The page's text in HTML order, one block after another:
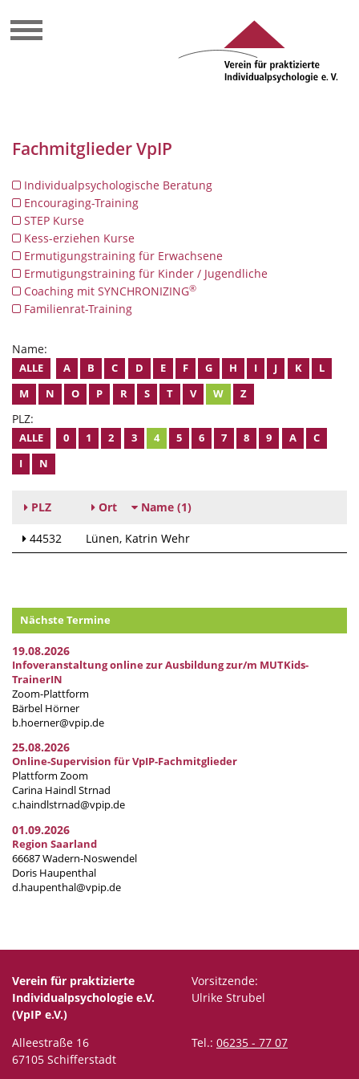
Fachmitglieder VpIP
Individualpsychologische Beratung
Encouraging-Training
STEP Kurse
Kess-erziehen Kurse
Ermutigungstraining für Erwachsene
Ermutigungstraining für Kinder / Jugendliche
Coaching mit SYNCHRONIZING®
Familienrat-Training
Name:
ALLE A B C D E F G H I J K
L
M
N O P R S T V W Z
PLZ:
ALLE 0 1 2 3 4 5 6 7 8 9 A
C
I
N
PLZ Ort Name (1)
44532 Lünen Katrin Wehr
Nächste Termine
19.08.2026
Infoveranstaltung online zur Ausbildung zur/m MUTKids-
TrainerIN
Zoom-Plattform
Bärbel Hörner
b.hoerner@vpip.de
25.08.2026
Online-Supervision für VpIP-Fachmitglieder
Plattform Zoom
Carina Haindl Strnad
c.haindlstrnad@vpip.de
01.09.2026
Region Saarland
66687 Wadern-Noswendel
Doris Haupenthal
d.haupenthal@vpip.de
Verein für praktizierte
Individualpsychologie e.V.
(VpIP e.V.)
Vorsitzende:
Ulrike Strubel
Alleestraße 16
67105 Schifferstadt
Tel.: 06235 - 77 07